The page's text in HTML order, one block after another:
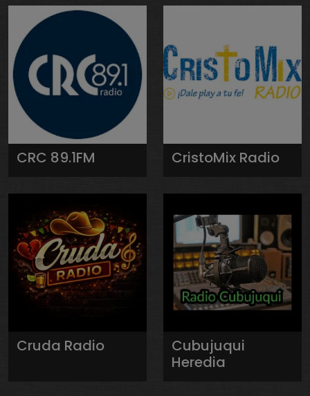
CRC 89.1FM CristoMix Radio
Cruda Radio
Cubujuqui
Heredia